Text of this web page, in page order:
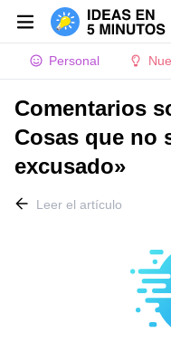
Personal
Comentarios
Cosas que no
excusado»
Leer el artículo